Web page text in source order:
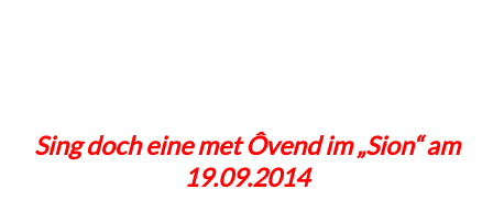
Sing doch eine met Ôvend im „Sion“ am
19.09.2014